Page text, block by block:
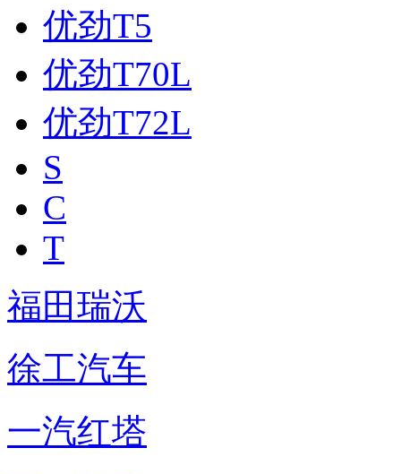
优劲T5
优劲T70L
优劲T72L
S
C
T
福田瑞沃
徐工汽车
一汽红塔